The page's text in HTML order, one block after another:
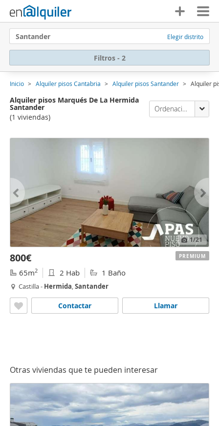
Santander Elegir distrito
Filtros - 2
Inicio Alquiler pisos Cantabria Alquiler pisos Santander Alquiler
Alquiler pisos Marqués De La Hermida
Santander
(1 viviendas)
Ordenación Enalquiler
1/21
800€
65m2 2 Hab 1 Baño
Castilla - Hermida,Santander
Llamar
Contactar
PREMIUM
Otras viviendas que te pueden interesar